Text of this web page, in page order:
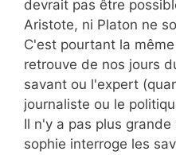
devrait pas être
Aristote, ni Platon ne
C'est pourtant la
retrouve de nos jours
savant ou l'expert
journaliste ou le
Il n'y a pas plus
sophie interroge les